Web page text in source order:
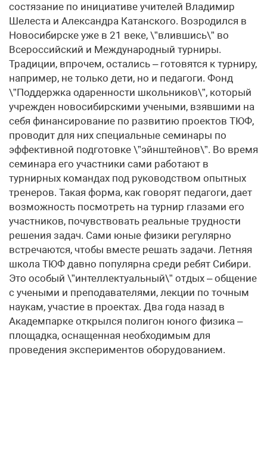
состязание по инициативе учителей Владимир
Шелеста и Александра Катанского. Возродился в
Новосибирске уже в 21 веке, \”влившись\” во
Всероссийский и Международный турниры.
Традиции, впрочем, остались – готовятся к турниру,
например, не только дети, но и педагоги. Фонд
\”Поддержка одаренности школьников\”, который
учрежден новосибирскими учеными, взявшими на
себя финансирование по развитию проектов ТЮФ,
проводит для них специальные семинары по
эффективной подготовке \”эйнштейнов\”. Во время
семинара его участники сами работают в
турнирных командах под руководством опытных
тренеров. Такая форма, как говорят педагоги, дает
возможность посмотреть на турнир глазами его
участников, почувствовать реальные трудности
решения задач. Сами юные физики регулярно
встречаются, чтобы вместе решать задачи. Летняя
школа ТЮФ давно популярна среди ребят Сибири.
Это особый \”интеллектуальный\” отдых – общение
с учеными и преподавателями, лекции по точным
наукам, участие в проектах. Два года назад в
Академпарке открылся полигон юного физика –
площадка, оснащенная необходимым для
проведения экспериментов оборудованием.